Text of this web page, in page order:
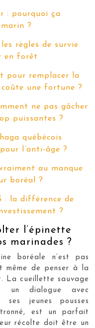
: pourquoi ça
?
règles de survie
en forêt
pour remplacer la
une fortune ?
ne pas gâcher
puissantes ?
québécois
l’anti-âge ?
au manque
boréal ?
: la différence de
?
l’épinette
marinades ?
boréale n’est pas
même de penser à la
La cueillette sauvage
un dialogue avec
ses jeunes pousses
est un parfait
récolte doit être un